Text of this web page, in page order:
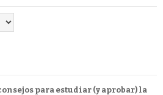
para estudiar (y aprobar) la